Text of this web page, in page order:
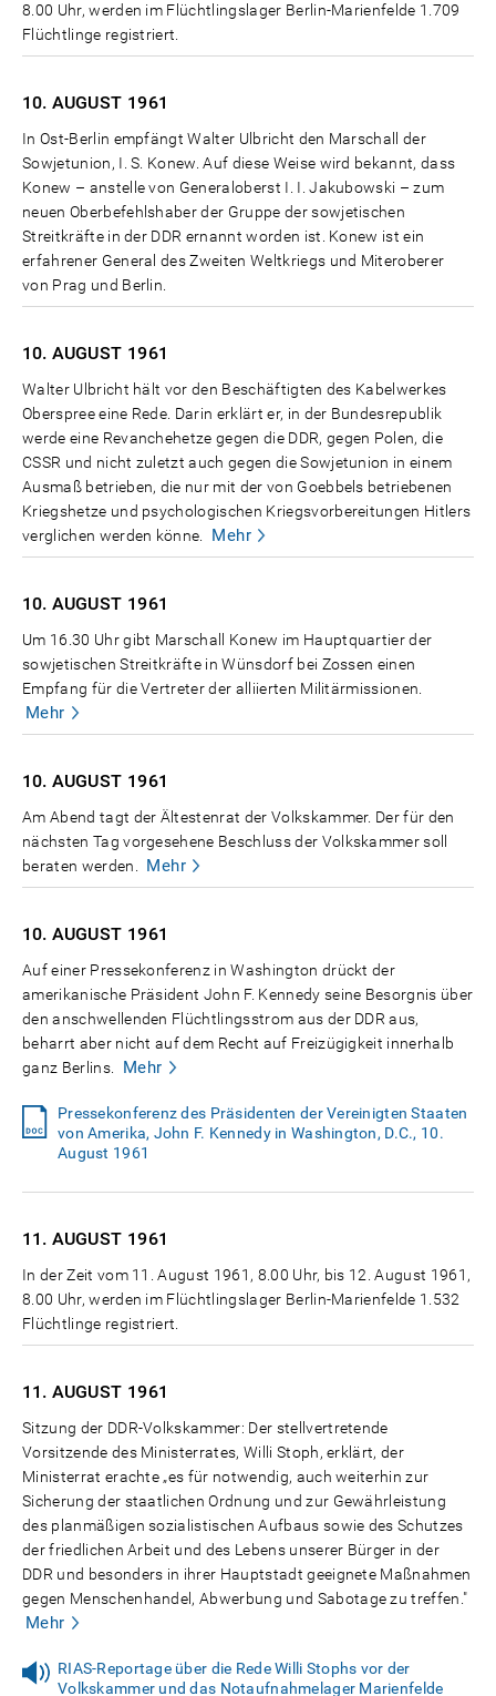
8.00 Uhr, werden im Flüchtlingslager Berlin-Marienfelde 1.709
Flüchtlinge registriert.
10. AUGUST 1961
In Ost-Berlin empfängt Walter Ulbricht den Marschall der
Sowjetunion, I. S. Konew. Auf diese Weise wird bekannt, dass
Konew – anstelle von Generaloberst I. I. Jakubowski – zum
neuen Oberbefehlshaber der Gruppe der sowjetischen
Streitkräfte in der DDR ernannt worden ist. Konew ist ein
erfahrener General des Zweiten Weltkriegs und Miteroberer
von Prag und Berlin.
10. AUGUST 1961
Walter Ulbricht hält vor den Beschäftigten des Kabelwerkes
Oberspree eine Rede. Darin erklärt er, in der Bundesrepublik
werde eine Revanchehetze gegen die DDR, gegen Polen, die
CSSR und nicht zuletzt auch gegen die Sowjetunion in einem
Ausmaß betrieben, die nur mit der von Goebbels betriebenen
Kriegshetze und psychologischen Kriegsvorbereitungen Hitlers
verglichen werden könne.
Mehr
10. AUGUST 1961
Um 16.30 Uhr gibt Marschall Konew im Hauptquartier der
sowjetischen Streitkräfte in Wünsdorf bei Zossen einen
Empfang für die Vertreter der alliierten Militärmissionen.
Mehr
10. AUGUST 1961
Am Abend tagt der Ältestenrat der Volkskammer. Der für den
nächsten Tag vorgesehene Beschluss der Volkskammer soll
beraten werden.
Mehr
10. AUGUST 1961
Auf einer Pressekonferenz in Washington drückt der
amerikanische Präsident John F. Kennedy seine Besorgnis über
den anschwellenden Flüchtlingsstrom aus der DDR aus,
beharrt aber nicht auf dem Recht auf Freizügigkeit innerhalb
ganz Berlins.
Mehr
Pressekonferenz des Präsidenten der Vereinigten Staaten
von Amerika, John F. Kennedy in Washington, D.C., 10.
August 1961
11. AUGUST 1961
In der Zeit vom 11. August 1961, 8.00 Uhr, bis 12. August 1961,
8.00 Uhr, werden im Flüchtlingslager Berlin-Marienfelde 1.532
Flüchtlinge registriert.
11. AUGUST 1961
Sitzung der DDR-Volkskammer: Der stellvertretende
Vorsitzende des Ministerrates, Willi Stoph, erklärt, der
Ministerrat erachte „es für notwendig, auch weiterhin zur
Sicherung der staatlichen Ordnung und zur Gewährleistung
des planmäßigen sozialistischen Aufbaus sowie des Schutzes
der friedlichen Arbeit und des Lebens unserer Bürger in der
DDR und besonders in ihrer Hauptstadt geeignete Maßnahmen
gegen Menschenhandel, Abwerbung und Sabotage zu treffen."
Mehr
RIAS-Reportage über die Rede Willi Stophs vor der
Volkskammer und das Notaufnahmelager Marienfelde